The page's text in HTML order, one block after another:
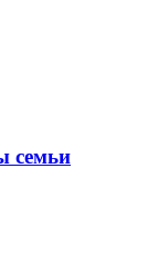
семьи